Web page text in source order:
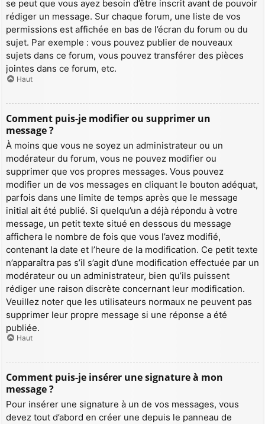
se peut que vous ayez besoin d’être inscrit avant de pouvoir
rédiger un message. Sur chaque forum, une liste de vos
permissions est affichée en bas de l’écran du forum ou du
sujet. Par exemple : vous pouvez publier de nouveaux
sujets dans ce forum, vous pouvez transférer des pièces
jointes dans ce forum, etc.
Haut
Comment puis-je modifier ou supprimer un
message ?
À moins que vous ne soyez un administrateur ou un
modérateur du forum, vous ne pouvez modifier ou
supprimer que vos propres messages. Vous pouvez
modifier un de vos messages en cliquant le bouton adéquat,
parfois dans une limite de temps après que le message
initial ait été publié. Si quelqu’un a déjà répondu à votre
message, un petit texte situé en dessous du message
affichera le nombre de fois que vous l’avez modifié,
contenant la date et l’heure de la modification. Ce petit texte
n’apparaîtra pas s’il s’agit d’une modification effectuée par un
modérateur ou un administrateur, bien qu’ils puissent
rédiger une raison discrète concernant leur modification.
Veuillez noter que les utilisateurs normaux ne peuvent pas
supprimer leur propre message si une réponse a été
publiée.
Haut
Comment puis-je insérer une signature à mon
message ?
Pour insérer une signature à un de vos messages, vous
devez tout d’abord en créer une depuis le panneau de